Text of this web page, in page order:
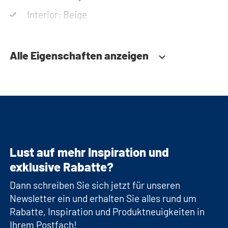
Interior: Beige
Alle Eigenschaften anzeigen
Lust auf mehr Inspiration und
exklusive Rabatte?
Dann schreiben Sie sich jetzt für unseren
Newsletter ein und erhalten Sie alles rund um
Rabatte, Inspiration und Produktneuigkeiten in
Ihrem Postfach!